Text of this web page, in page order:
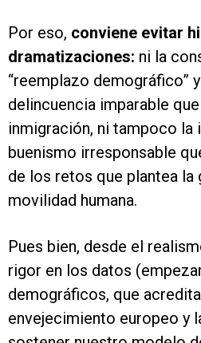
Por eso, conviene evitar
dramatizaciones: ni la
“reemplazo demográfico”
delincuencia imparable
inmigración, ni tampoco la
buenismo irresponsable
de los retos que plantea la
movilidad humana.
Pues bien, desde el
rigor en los datos
demográficos, que
envejecimiento europeo y